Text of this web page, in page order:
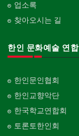
업소록
찾아오시는 길
한인 문화예술 연합
한인문인협회
한인교향악단
한국학교연합회
토론토한인회